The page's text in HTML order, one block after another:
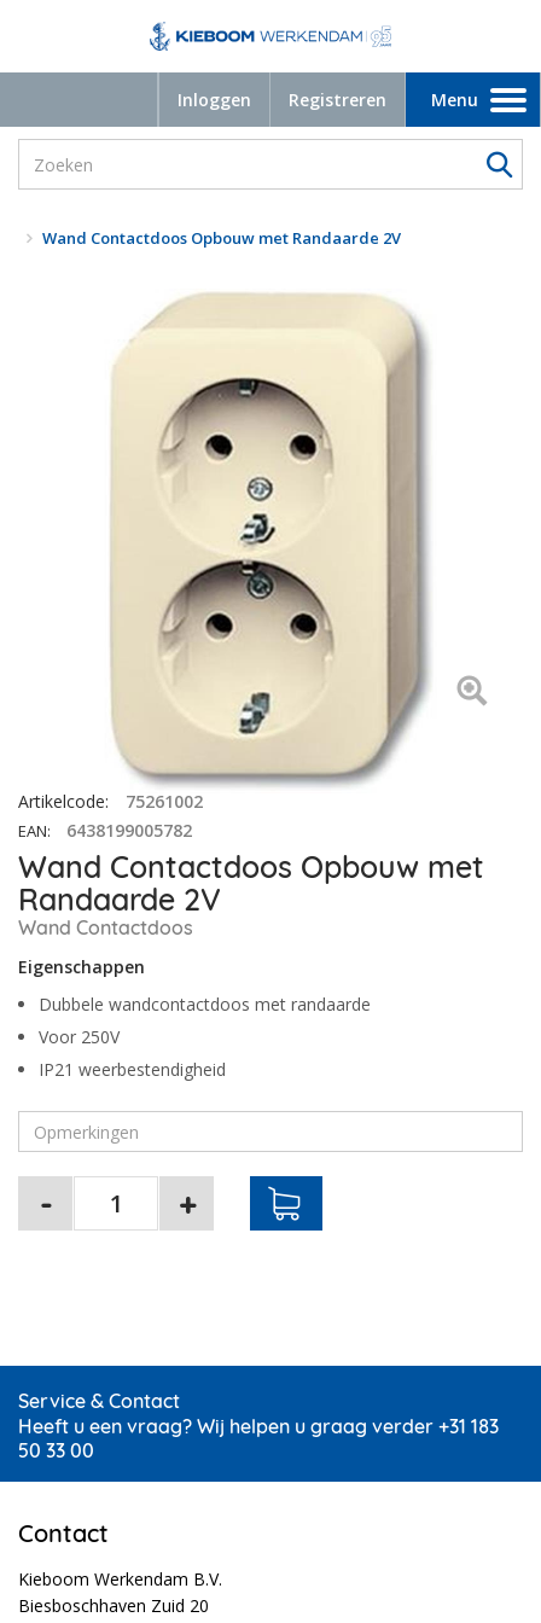
Inloggen Registreren
Toggle
navigation
Menu
Wand Contactdoos Opbouw met Randaarde 2V
Artikelcode: 75261002
EAN: 6438199005782
Wand Contactdoos Opbouw met
Randaarde 2V
Wand Contactdoos
Eigenschappen
Dubbele wandcontactdoos met randaarde
Voor 250V
IP21 weerbestendigheid
Service & Contact
Heeft u een vraag? Wij helpen u graag verder +31 183
50 33 00
Contact
Kieboom Werkendam B.V.
Biesboschhaven Zuid 20